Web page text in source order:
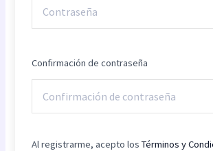
Confirmación de contraseña
Al registrarme, acepto losTérminos y